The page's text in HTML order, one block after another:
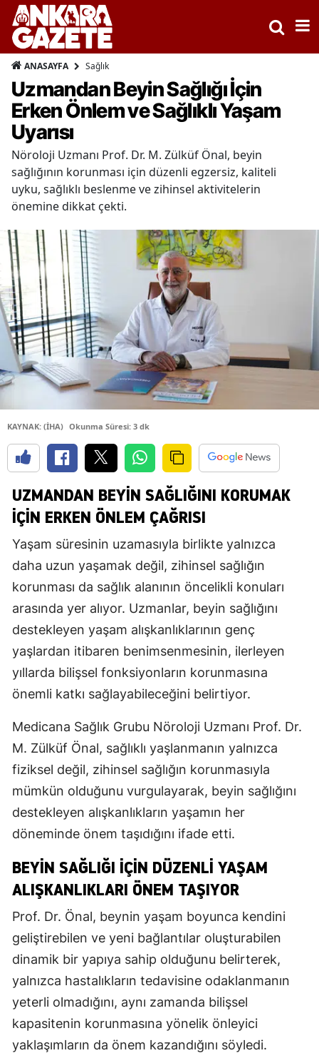
ANASAYFA Sağlık
Uzmandan Beyin Sağlığı İçin
Erken Önlem ve Sağlıklı Yaşam
Uyarısı
Nöroloji Uzmanı Prof. Dr. M. Zülküf Önal, beyin
sağlığının korunması için düzenli egzersiz, kaliteli
uyku, sağlıklı beslenme ve zihinsel aktivitelerin
önemine dikkat çekti.
KAYNAK: (İHA) Okunma Süresi: 3 dk
UZMANDAN BEYIN SAĞLIĞINI KORUMAK
İÇIN ERKEN ÖNLEM ÇAĞRISI
Yaşam süresinin uzamasıyla birlikte yalnızca
daha uzun yaşamak değil, zihinsel sağlığın
korunması da sağlık alanının öncelikli konuları
arasında yer alıyor. Uzmanlar, beyin sağlığını
destekleyen yaşam alışkanlıklarının genç
yaşlardan itibaren benimsenmesinin, ilerleyen
yıllarda bilişsel fonksiyonların korunmasına
önemli katkı sağlayabileceğini belirtiyor.
Medicana Sağlık Grubu Nöroloji Uzmanı Prof. Dr.
M. Zülküf Önal, sağlıklı yaşlanmanın yalnızca
fiziksel değil, zihinsel sağlığın korunmasıyla
mümkün olduğunu vurgulayarak, beyin sağlığını
destekleyen alışkanlıkların yaşamın her
döneminde önem taşıdığını ifade etti.
BEYIN SAĞLIĞI İÇIN DÜZENLI YAŞAM
ALIŞKANLIKLARI ÖNEM TAŞIYOR
Prof. Dr. Önal, beynin yaşam boyunca kendini
geliştirebilen ve yeni bağlantılar oluşturabilen
dinamik bir yapıya sahip olduğunu belirterek,
yalnızca hastalıkların tedavisine odaklanmanın
yeterli olmadığını, aynı zamanda bilişsel
kapasitenin korunmasına yönelik önleyici
yaklaşımların da önem kazandığını söyledi.